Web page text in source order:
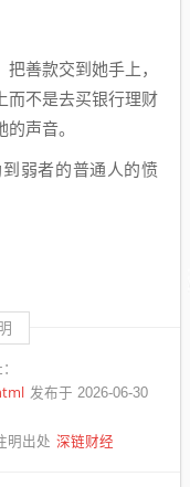
善款交到她手上，
而不是去买银行理财
声音。
弱者的普通人的愤
发布于 2026-06-30
明出处 深链财经